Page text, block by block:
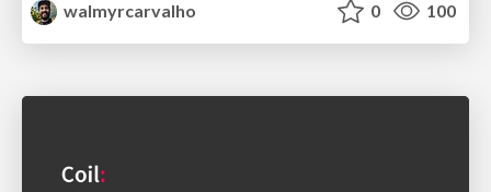
walmyrcarvalho 0 100